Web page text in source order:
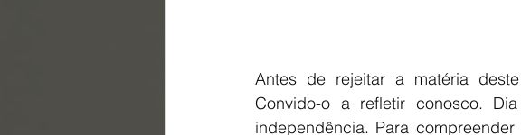
Antes de rejeitar a matéria
Convido-o a refletir conosco.
independência. Para